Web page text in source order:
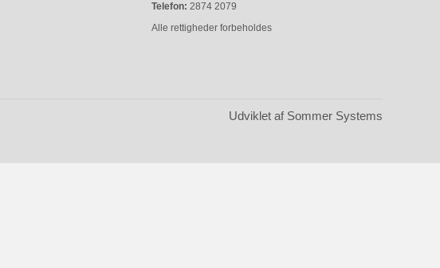
Telefon: 2874 2079
Alle rettigheder forbeholdes
Udviklet af Sommer Systems